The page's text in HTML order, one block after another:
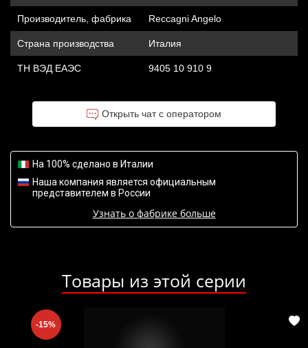
Производитель, фабрика Reccagni Angelo
Страна производства Италия
ТН ВЭД ЕАЭС 9405 10 910 9
Открыть чат с оператором
На 100% сделано в Италии
Наша компания является официальным
представителем в России
Узнать о фабрике больше
Товары из этой серии
-15%